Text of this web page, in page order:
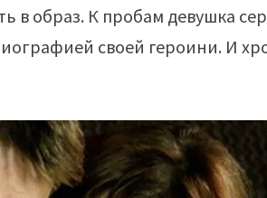
в образ. К пробам девушка
своей героини. И